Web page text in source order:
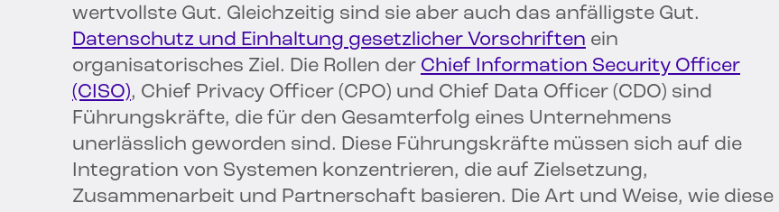
wertvollste Gut. Gleichzeitig sind sie aber auch das anfälligste Gut.
Datenschutz und Einhaltung gesetzlicher Vorschriften ein
organisatorisches Ziel. Die Rollen der Chief Information Security Officer
(CISO), Chief Privacy Officer (CPO) und Chief Data Officer (CDO) sind
Führungskräfte, die für den Gesamterfolg eines Unternehmens
unerlässlich geworden sind. Diese Führungskräfte müssen sich auf die
Integration von Systemen konzentrieren, die auf Zielsetzung,
Zusammenarbeit und Partnerschaft basieren. Die Art und Weise, wie diese